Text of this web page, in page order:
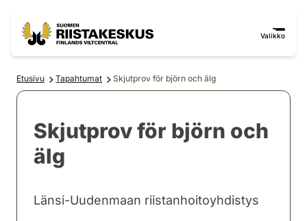
Valikko
Etusivu Tapahtumat Skjutprov för björn och älg
Skjutprov för björn och
älg
Länsi-Uudenmaan riistanhoitoyhdistys